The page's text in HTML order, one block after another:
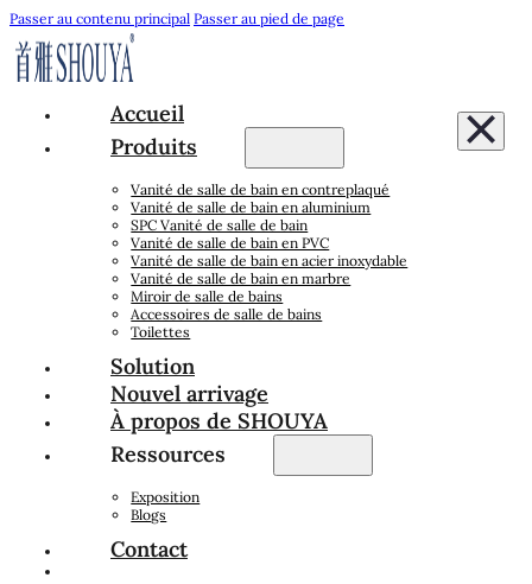
Passer au contenu principal Passer au pied de page
Accueil
Produits
Vanité de salle de bain en contreplaqué
Vanité de salle de bain en aluminium
SPC Vanité de salle de bain
Vanité de salle de bain en PVC
Vanité de salle de bain en acier inoxydable
Vanité de salle de bain en marbre
Miroir de salle de bains
Accessoires de salle de bains
Toilettes
Solution
Nouvel arrivage
À propos de SHOUYA
Ressources
Exposition
Blogs
Contact